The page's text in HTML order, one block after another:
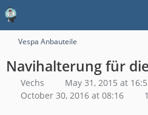
Vespa Anbauteile
Navihalterung für
Vechs
May 31, 2015 at
October 30, 2016 at 08:16